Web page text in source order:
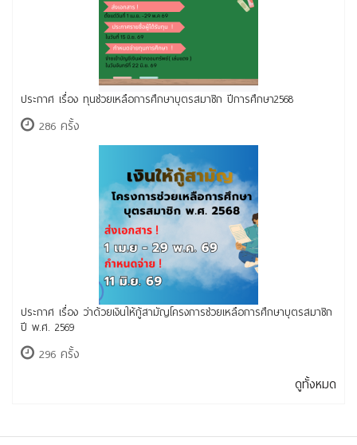
ประกาศ เรื่อง ทุนช่วยเหลือการศึกษาบุตรสมาชิก ปีการศึกษา2568
286 ครั้ง
ประกาศ เรื่อง ว่าด้วยเงินให้กู้สามัญโครงการช่วยเหลือการศึกษาบุตรสมาชิก
ปี พ.ศ. 2569
296 ครั้ง
ดูทั้งหมด